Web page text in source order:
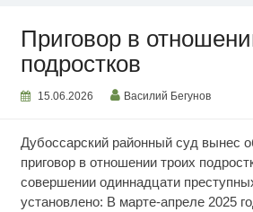
Приговор в
подростков
15.06.2026 Василий Бегунов
Дубоссарский районный суд вынес
приговор в отношении троих
совершении одиннадцати
установлено: В марте-апреле 2025